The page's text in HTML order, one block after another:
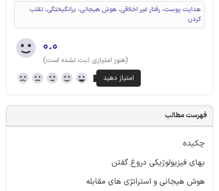
هدایت پوست، رفتار غیر اخلاقی، هوش هیجانی، برانگیختگی، تقلب
کردن
۰.۰
(هنوز امتیازی ثبت نشده است)
فهرست مطالب
چکیده
بهای فیزیولوژیکی دروغ گفتن
هوش هیجانی و استراتژی های مقابله